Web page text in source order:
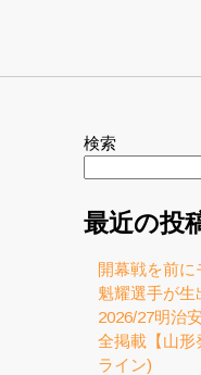
検索
最近の投
開幕戦を前
魁耀選手が
2026/27明治
全掲載【山形
ライン)